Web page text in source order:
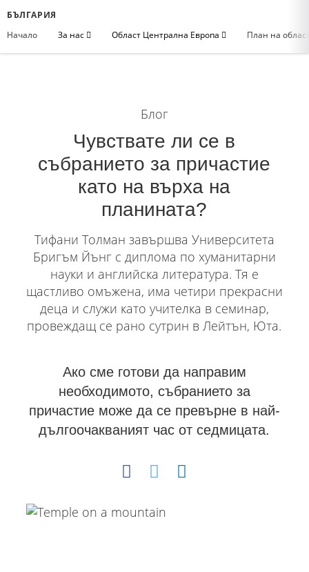
БЪЛГАРИЯ
Начало
За нас Област Централна Европа План на
Блог
Чувствате ли се в
събранието за причастие
като на върха на
планината?
Тифани Толман завършва Университета
Бригъм Йънг с диплома по хуманитарни
науки и английска литература. Тя е
щастливо омъжена, има четири прекрасни
деца и служи като учителка в семинар,
провеждащ се рано сутрин в Лейтън, Юта.
Ако сме готови да направим
необходимото, събранието за
причастие може да се превърне в най-
дългоочакваният час от седмицата.